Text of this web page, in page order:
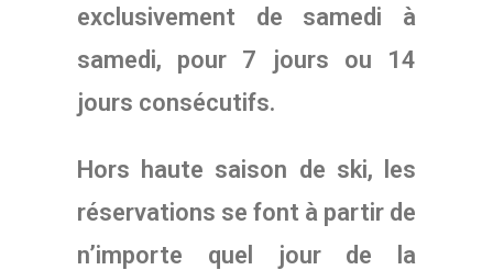
exclusivement de samedi à
samedi, pour 7 jours ou 14
jours consécutifs.
Hors haute saison de ski, les
réservations se font à partir de
n’importe quel jour de la